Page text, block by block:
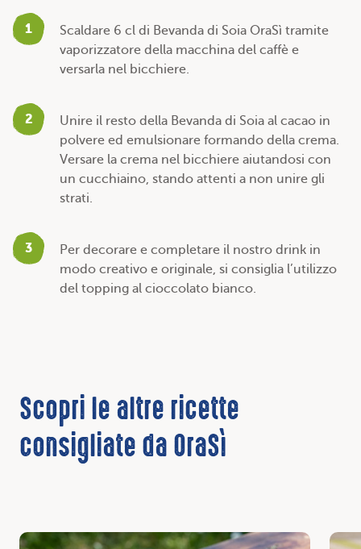
1
Scaldare 6 cl di Bevanda di Soia OraSì tramite
vaporizzatore della macchina del caffè e
versarla nel bicchiere.
2
Unire il resto della Bevanda di Soia al cacao in
polvere ed emulsionare formando della crema.
Versare la crema nel bicchiere aiutandosi con
un cucchiaino, stando attenti a non unire gli
strati.
3
Per decorare e completare il nostro drink in
modo creativo e originale, si consiglia l’utilizzo
del topping al cioccolato bianco.
Scopri le altre ricette
consigliate da OraSì
Scopri